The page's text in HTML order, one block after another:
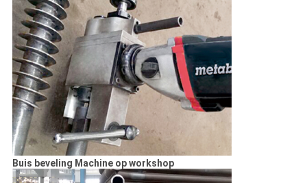
Buis beveling Machine op workshop